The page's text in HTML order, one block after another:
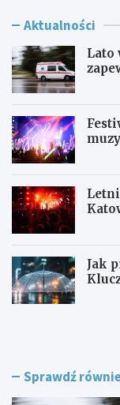
Aktualności
Lato
Jak
L
K
F
w Sprawdź